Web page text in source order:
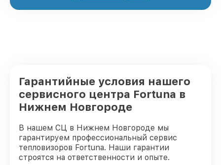
Гарантийные условия нашего
сервисного центра Fortuna в
Нижнем Новгороде
В нашем СЦ в Нижнем Новгороде мы
гарантируем профессиональный сервис
тепловизоров Fortuna. Наши гарантии
строятся на ответственности и опыте.